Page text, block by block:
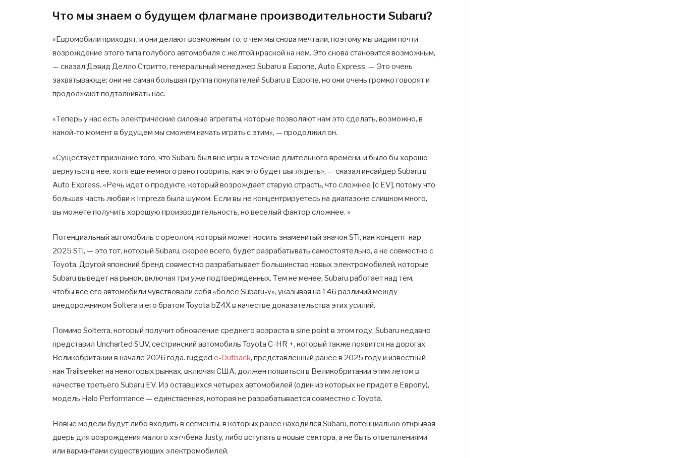
Что мы знаем о будущем флагмане производительности Subaru?
«Евромобили приходят, и они делают возможным то, о чем мы снова мечтали, поэтому мы видим почти
возрождение этого типа голубого автомобиля с желтой краской на нем. Это снова становится возможным,
— сказал Дэвид Делло Стритто, генеральный менеджер Subaru в Европе, Auto Express. — Это очень
захватывающе; они не самая большая группа покупателей Subaru в Европе, но они очень громко говорят и
продолжают подталкивать нас.
«Теперь у нас есть электрические силовые агрегаты, которые позволяют нам это сделать, возможно, в
какой-то момент в будущем мы сможем начать играть с этим», — продолжил он.
«Существует признание того, что Subaru был вне игры в течение длительного времени, и было бы хорошо
вернуться в нее, хотя еще немного рано говорить, как это будет выглядеть», — сказал инсайдер Subaru в
Auto Express. «Речь идет о продукте, который возрождает старую страсть, что сложнее [с EV], потому что
большая часть любви к Impreza была шумом. Если вы не концентрируетесь на диапазоне слишком много,
вы можете получить хорошую производительность, но веселый фактор сложнее. »
Потенциальный автомобиль с ореолом, который может носить знаменитый значок STi, как концепт-кар
2025 STi, — это тот, который Subaru, скорее всего, будет разрабатывать самостоятельно, а не совместно с
Toyota. Другой японский бренд совместно разрабатывает большинство новых электромобилей, которые
Subaru выведет на рынок, включая три уже подтвержденных. Тем не менее, Subaru работает над тем,
чтобы все его автомобили чувствовали себя «более Subaru-y», указывая на 146 различий между
внедорожником Soltera и его братом Toyota bZ4X в качестве доказательства этих усилий.
Помимо Solterra, который получит обновление среднего возраста в sine point в этом году, Subaru недавно
представил Uncharted SUV, сестринский автомобиль Toyota C-HR +, который также появится на дорогах
Великобритании в начале 2026 года. ruggede-Outback, представленный ранее в 2025 году и известный
как Trailseeker на некоторых рынках, включая США, должен появиться в Великобритании этим летом в
качестве третьего Subaru EV. Из оставшихся четырех автомобилей (один из которых не придет в Европу),
модель Halo Performance — единственная, которая не разрабатывается совместно с Toyota.
Новые модели будут либо входить в сегменты, в которых ранее находился Subaru, потенциально открывая
дверь для возрождения малого хэтчбека Justy, либо вступать в новые сектора, а не быть ответвлениями
или вариантами существующих электромобилей.